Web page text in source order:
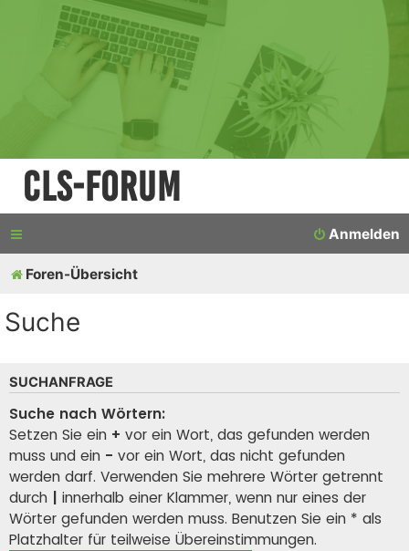
CLS-Forum
Anmelden
Foren-Übersicht
Suche
SUCHANFRAGE
Suche nach Wörtern:
Setzen Sie ein + vor ein Wort, das gefunden werden
muss und ein - vor ein Wort, das nicht gefunden
werden darf. Verwenden Sie mehrere Wörter getrennt
durch
innerhalb einer Klammer, wenn nur eines der
Wörter gefunden werden muss. Benutzen Sie ein * als
Platzhalter für teilweise Übereinstimmungen.